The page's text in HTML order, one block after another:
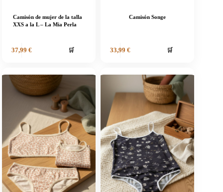
Camisón de mujer de la talla
XXS a la L – La Mia Perla
37,99 € 🛒
Camisón Songe
33,99 € 🛒